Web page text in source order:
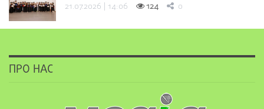
21.07.2026 | 14:06 124 0
ПРО НАС